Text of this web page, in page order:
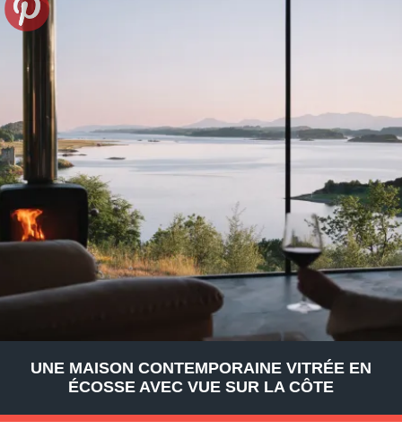
UNE MAISON CONTEMPORAINE VITRÉE EN
ÉCOSSE AVEC VUE SUR LA CÔTE